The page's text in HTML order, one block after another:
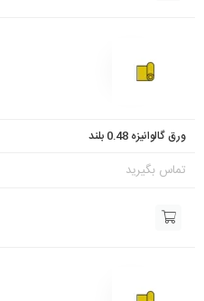
ورق گالوانیزه 0.48 بلند
تماس بگیرید